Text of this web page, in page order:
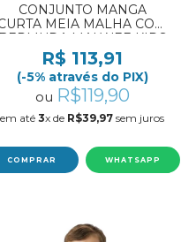
CONJUNTO MANGA
MEIA MALHA COM
BERMUDA MALWEE KIDS
REF:1000139129 10/12
R$ 113,91
(-5% através do PIX)
ou R$119,90
em até 3x de R$39,97 sem juros
COMPRAR WHATSAPP